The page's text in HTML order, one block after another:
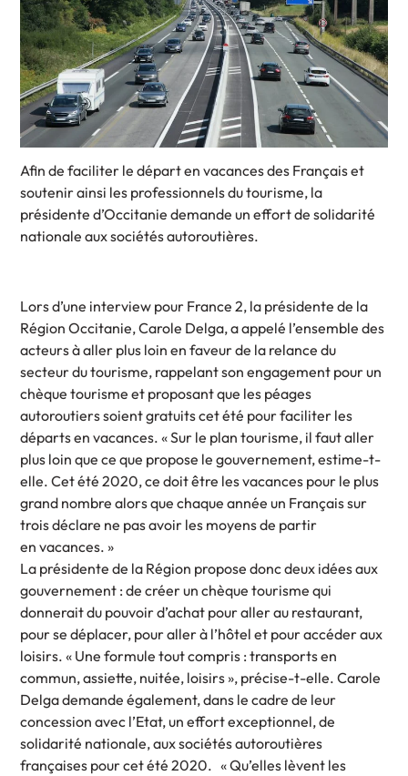
Afin de faciliter le départ en vacances des Français et
soutenir ainsi les professionnels du tourisme, la
présidente d’Occitanie demande un effort de solidarité
nationale aux sociétés autoroutières.
Lors d’une interview pour France 2, la présidente de la
Région Occitanie, Carole Delga, a appelé l’ensemble des
acteurs à aller plus loin en faveur de la relance du
secteur du tourisme, rappelant son engagement pour un
chèque tourisme et proposant que les péages
autoroutiers soient gratuits cet été pour faciliter les
départs en vacances. « Sur le plan tourisme, il faut aller
plus loin que ce que propose le gouvernement, estime-t-
elle. Cet été 2020, ce doit être les vacances pour le plus
grand nombre alors que chaque année un Français sur
trois déclare ne pas avoir les moyens de partir
en vacances. »
La présidente de la Région propose donc deux idées aux
gouvernement : de créer un chèque tourisme qui
donnerait du pouvoir d’achat pour aller au restaurant,
pour se déplacer, pour aller à l’hôtel et pour accéder aux
loisirs. « Une formule tout compris : transports en
commun, assiette, nuitée, loisirs », précise-t-elle. Carole
Delga demande également, dans le cadre de leur
concession avec l’Etat, un effort exceptionnel, de
solidarité nationale, aux sociétés autoroutières
françaises pour cet été 2020. « Qu’elles lèvent les